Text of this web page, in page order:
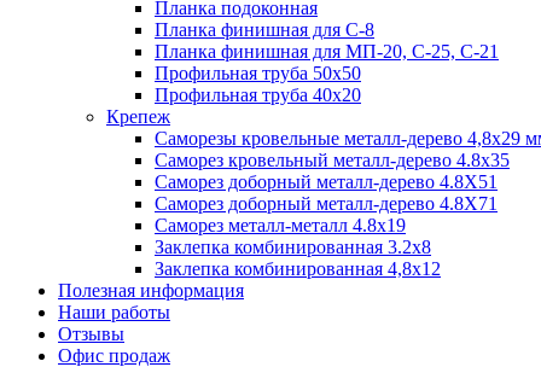
Планка подоконная
Планка финишная для С-8
Планка финишная для МП-20, С-25, С-21
Профильная труба 50x50
Профильная труба 40x20
Крепеж
Саморезы кровельные металл-дерево 4,8х29
Саморез кровельный металл-дерево 4.8x35
Саморез доборный металл-дерево 4.8X51
Саморез доборный металл-дерево 4.8X71
Саморез металл-металл 4.8x19
Заклепка комбинированная 3.2x8
Заклепка комбинированная 4,8x12
Полезная информация
Наши работы
Отзывы
Офис продаж